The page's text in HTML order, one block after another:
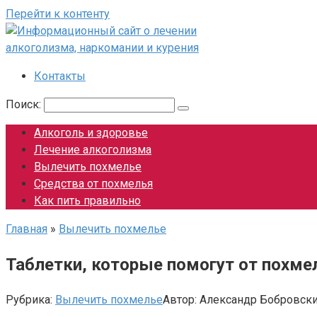
Перейти к контенту
Контакты
Поиск:
Алкоголь и здоровье
Лечение алкоголизма
Вылечить похмелье
Средства от похмелья
Как пить правильно
Главная » Вылечить похмелье
Таблетки, которые помогут от
Рубрика: Вылечить похмельеАвтор: Александр